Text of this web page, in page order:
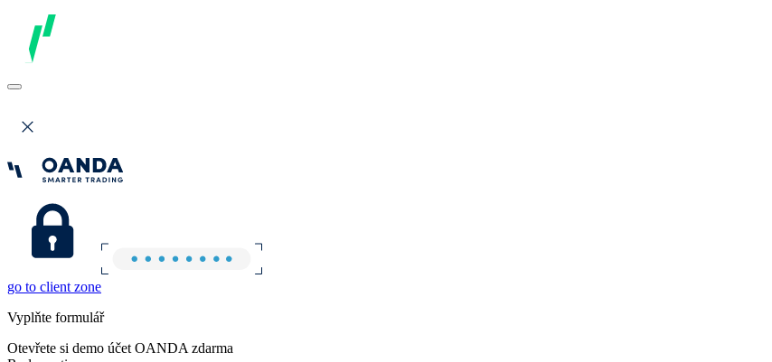
go to client zone
Vyplňte formulář
Otevřete si demo účet OANDA zdarma